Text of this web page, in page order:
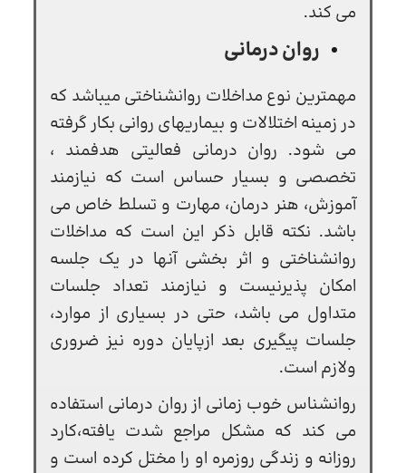
می کند.
روان درمانی
مهمترين نوع مداخلات روانشناختی میباشد که
در زمینه اختلالات و بیماریهای روانی بکار گرفته
می شود. روان درمانی فعالیتی هدفمند ،
تخصصی و بسیار حساس است که نیازمند
آموزش، هنر درمان، مهارت و تسلط خاص می
باشد. نکته قابل ذکر این است که مداخلات
روانشناختی و اثر بخشی آنها در یک جلسه
امکان پذیرنيست و نیازمند تعداد جلسات
متداول می باشد، حتی در بسیاری از موارد،
جلسات پیگیری بعد ازپايان دوره نیز ضروري
ولازم است.
روانشناس خوب زمانی از روان درمانی استفاده
می کند که مشکل مراجع شدت یافته،کارد
روزانه و زندگی روزمره او را مختل کرده است و